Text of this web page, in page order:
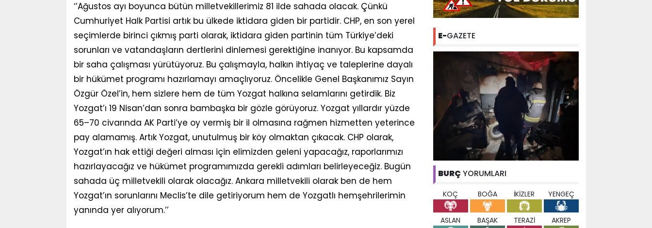
‘’Ağustos ayı boyunca bütün milletvekillerimiz 81 ilde sahada olacak. Çünkü
Cumhuriyet Halk Partisi artık bu ülkede iktidara giden bir partidir. CHP, en son yerel
seçimlerde birinci çıkmış parti olarak, iktidara giden partinin tüm Türkiye’deki
sorunları ve vatandaşların dertlerini dinlemesi gerektiğine inanıyor. Bu kapsamda
bir saha çalışması yürütüyoruz. Bu çalışmayla, halkın ihtiyaç ve taleplerine dayalı
bir hükümet programı hazırlamayı amaçlıyoruz. Öncelikle Genel Başkanımız Sayın
Özgür Özel’in, hem sizlere hem de tüm Yozgat halkına selamlarını getirdik. Biz
Yozgat’ı 19 Nisan’dan sonra bambaşka bir gözle görüyoruz. Yozgat yıllardır yüzde
65–70 civarında AK Parti’ye oy vermiş bir il olmasına rağmen hizmetten yeterince
pay alamamış. Artık Yozgat, unutulmuş bir köy olmaktan çıkacak. CHP olarak,
Yozgat’ın hak ettiği değeri alması için elimizden geleni yapacağız, raporlarımızı
hazırlayacağız ve hükümet programımızda gerekli adımları belirleyeceğiz. Bugün
sahada üç milletvekili olarak olacağız. Ankara milletvekili olarak ben de hem
Yozgat’ın sorunlarını Meclis’te dile getiriyorum hem de Yozgatlı hemşehrilerimin
yanında yer alıyorum.’’
E-GAZETE
BURÇ YORUMLARI
KOÇ BOĞA İKİZLER YENGEÇ
ASLAN BAŞAK TERAZİ AKREP